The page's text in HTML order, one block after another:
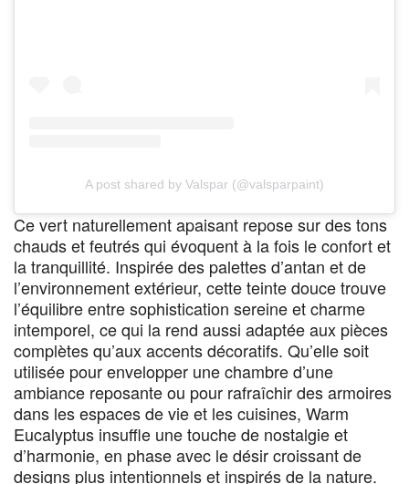
A post shared by Valspar (@valsparpaint)
Ce vert naturellement apaisant repose sur des tons
chauds et feutrés qui évoquent à la fois le confort et
la tranquillité. Inspirée des palettes d’antan et de
l’environnement extérieur, cette teinte douce trouve
l’équilibre entre sophistication sereine et charme
intemporel, ce qui la rend aussi adaptée aux pièces
complètes qu’aux accents décoratifs. Qu’elle soit
utilisée pour envelopper une chambre d’une
ambiance reposante ou pour rafraîchir des armoires
dans les espaces de vie et les cuisines, Warm
Eucalyptus insuffle une touche de nostalgie et
d’harmonie, en phase avec le désir croissant de
designs plus intentionnels et inspirés de la nature.